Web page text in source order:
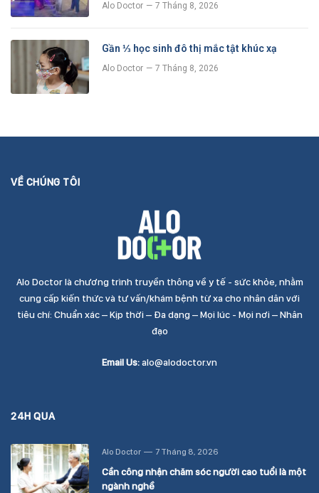
Alo Doctor 7 Tháng 8, 2026
Gần ⅓ học sinh đô thị mắc tật khúc xạ
Alo Doctor 7 Tháng 8, 2026
VỀ CHÚNG TÔI
Alo Doctor là chương trình truyền thông về y tế - sức khỏe, nhằm
cung cấp kiến thức và tư vấn/khám bệnh từ xa cho nhân dân với
tiêu chí: Chuẩn xác – Kịp thời – Đa dạng – Mọi lúc - Mọi nơi – Nhân
đạo
Email Us:alo@alodoctor.vn
24H QUA
Alo Doctor 7 Tháng 8, 2026
Cần công nhận chăm sóc người cao tuổi là một
ngành nghề